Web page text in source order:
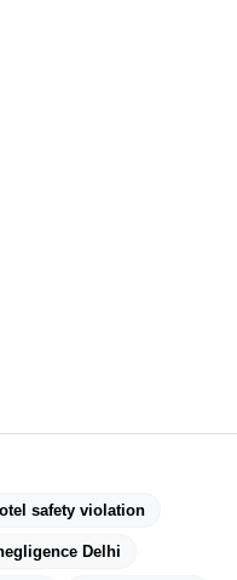
safety violation
Delhi